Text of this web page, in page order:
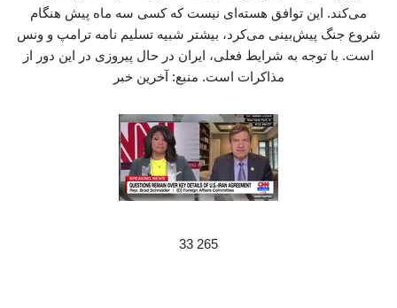
می‌کند. این توافق هسته‌ای نیست که کسی سه ماه پیش هنگام
شروع جنگ پیش‌بینی می‌کرد، بیشتر شبیه تسلیم نامه ترامپ و ونس
است. با توجه به شرایط فعلی، ایران در حال پیروزی در این دور از
مذاکرات است. منبع: آخرین خبر
265 33